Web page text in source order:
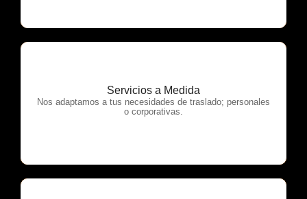
Servicios a Medida
Nos adaptamos a tus necesidades de traslado; personales
o corporativas.
OTP Servicios